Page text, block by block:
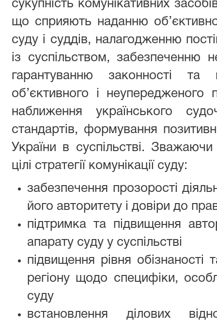
сукупність комунікативних
що сприяють наданню
суду і суддів, налагодженню
із суспільством, забезпеченню
гарантуванню законності та
об’єктивного і
наближення українського
стандартів, формування
України в суспільстві.
цілі стратегії комунікації суду:
забезпечення прозорості
його авторитету і довіри до
підтримка та підвищення
апарату суду у суспільстві
підвищення рівня обізнаності
регіону щодо специфіки,
суду
встановлення ділових